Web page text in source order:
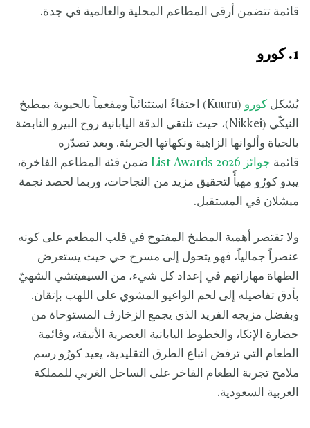
قائمة تتضمن أرقى المطاعم المحلية والعالمية في جدة.
1. كورو
يُشكل كورو
(Kuuru) احتفاءً استثنائياً ومفعماً بالحيوية بمطبخ
النيكّي (Nikkei)، حيث تلتقي الدقة اليابانية روح البيرو النابضة
بالحياة وألوانها الزاهية ونكهاتها الجريئة. وبعد تصدّره
قائمة جوائز List Awards 2026
ضمن فئة المطاعم الفاخرة،
يبدو كورُو مهيأً لتحقيق مزيد من النجاحات، وربما لحصد نجمة
ميشلان في المستقبل.
ولا تقتصر أهمية المطبخ المفتوح في قلب المطعم على كونه
عنصراً جمالياً، فهو يتحول إلى مسرح حي حيث يستعرض
الطهاة مهاراتهم في إعداد كل شيء، من السيفيتشي الشهيّ
بأدق تفاصيله إلى لحم الواغيو المشوي على اللهب بإتقان.
وبفضل مزيجه الفريد الذي يجمع الزخارف المستوحاة من
حضارة الإنكا، والخطوط اليابانية العصرية الأنيقة، وقائمة
الطعام التي ترفض اتباع الطرق التقليدية، يعيد كورُو رسم
ملامح تجربة الطعام الفاخر على الساحل الغربي للمملكة
العربية السعودية.